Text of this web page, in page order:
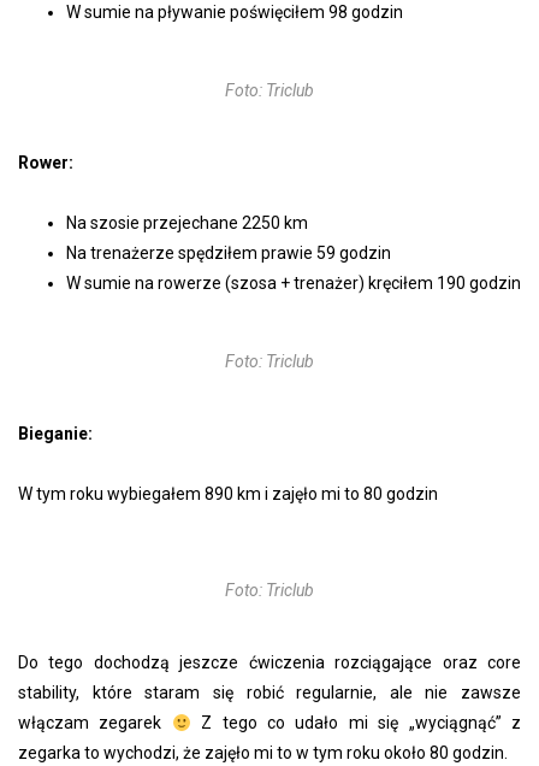
W sumie na pływanie poświęciłem 98 godzin
Foto: Triclub
Rower:
Na szosie przejechane 2250 km
Na trenażerze spędziłem prawie 59 godzin
W sumie na rowerze (szosa + trenażer) kręciłem 190 godzin
Foto: Triclub
Bieganie:
W tym roku wybiegałem 890 km i zajęło mi to 80 godzin
Foto: Triclub
Do tego dochodzą jeszcze ćwiczenia rozciągające oraz core
stability, które staram się robić regularnie, ale nie zawsze
włączam zegarek
Z tego co udało mi się „wyciągnąć” z
zegarka to wychodzi, że zajęło mi to w tym roku około 80 godzin.